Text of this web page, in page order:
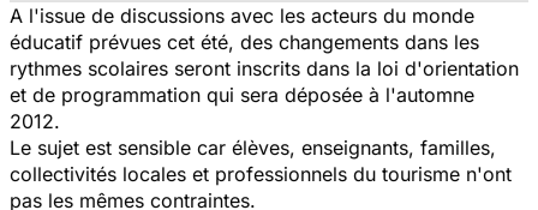
A l'issue de discussions avec les acteurs du monde
éducatif prévues cet été, des changements dans les
rythmes scolaires seront inscrits dans la loi d'orientation
et de programmation qui sera déposée à l'automne
2012.
Le sujet est sensible car élèves, enseignants, familles,
collectivités locales et professionnels du tourisme n'ont
pas les mêmes contraintes.